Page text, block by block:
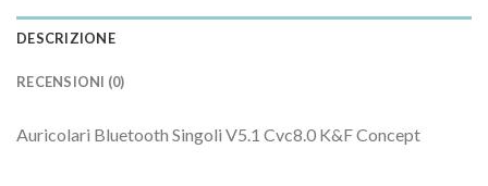
DESCRIZIONE
RECENSIONI (0)
Auricolari Bluetooth Singoli V5.1 Cvc8.0 K&F Concept